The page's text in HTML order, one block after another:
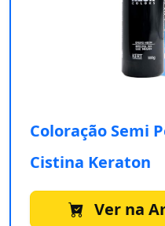
Coloração Semi
Cistina Keraton
Ver na